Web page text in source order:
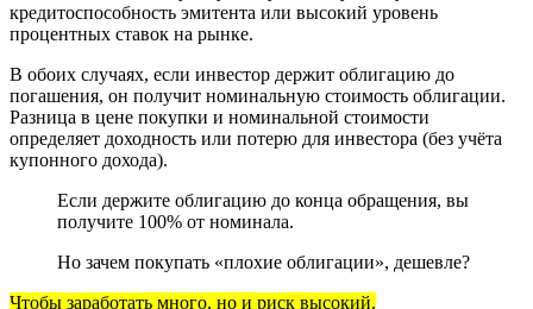
кредитоспособность эмитента или высокий уровень
процентных ставок на рынке.
В обоих случаях, если инвестор держит облигацию до
погашения, он получит номинальную стоимость облигации.
Разница в цене покупки и номинальной стоимости
определяет доходность или потерю для инвестора (без учёта
купонного дохода).
Если держите облигацию до конца обращения, вы
получите 100% от номинала.
Но зачем покупать «плохие облигации», дешевле?
Чтобы заработать много, но и риск высокий.